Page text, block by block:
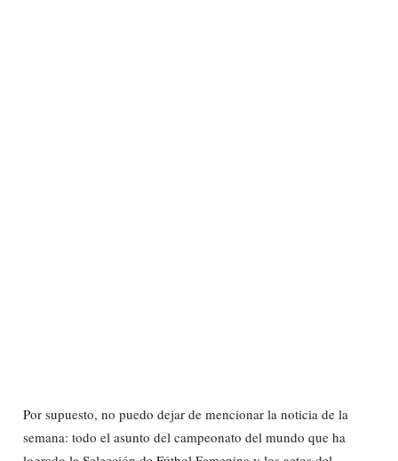
Por supuesto, no puedo dejar de mencionar la noticia de la
semana: todo el asunto del campeonato del mundo que ha